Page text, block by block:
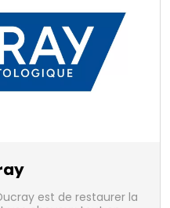
est de restaurer la